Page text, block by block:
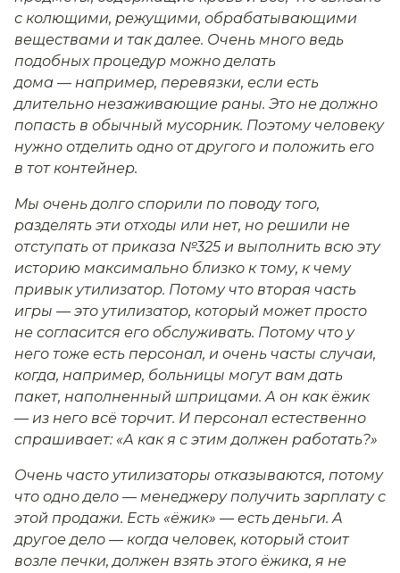
с колющими, режущими, обрабатывающими
веществами и так далее. Очень много ведь
подобных процедур можно делать
дома — например, перевязки, если есть
длительно незаживающие раны. Это не должно
попасть в обычный мусорник. Поэтому человеку
нужно отделить одно от другого и положить его
в тот контейнер.
Мы очень долго спорили по поводу того,
разделять эти отходы или нет, но решили не
отступать от приказа №325 и выполнить всю эту
историю максимально близко к тому, к чему
привык утилизатор. Потому что вторая часть
игры — это утилизатор, который может просто
не согласится его обслуживать. Потому что у
него тоже есть персонал, и очень часты случаи,
когда, например, больницы могут вам дать
пакет, наполненный шприцами. А он как ёжик
— из него всё торчит. И персонал естественно
спрашивает: «А как я с этим должен работать?»
Очень часто утилизаторы отказываются, потому
что одно дело — менеджеру получить зарплату с
этой продажи. Есть «ёжик» — есть деньги. А
другое дело — когда человек, который стоит
возле печки, должен взять этого ёжика, я не